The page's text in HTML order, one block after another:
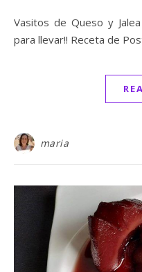
Vasitos de Queso y Jalea de Vino tinto un postre divino
para llevar!! Receta de
maria